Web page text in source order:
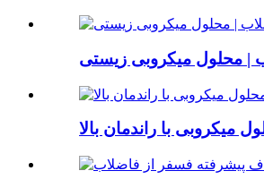
| محلول میکروبی زیستی
میکروبی با راندمان بالا